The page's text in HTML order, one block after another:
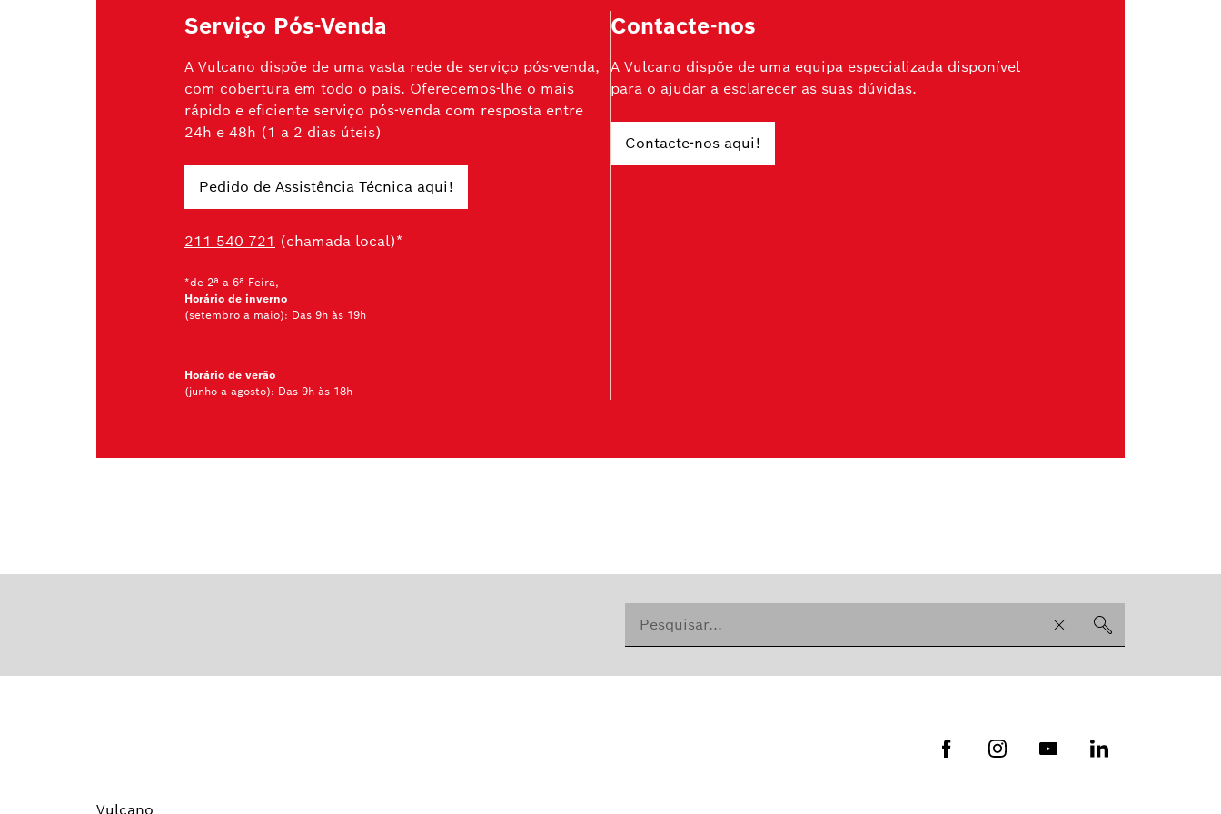
Serviço Pós-Venda
A Vulcano dispõe de uma vasta rede de serviço pós-venda,
com cobertura em todo o país. Oferecemos-lhe o mais
rápido e eficiente serviço pós-venda com resposta entre
24h e 48h (1 a 2 dias úteis)
Pedido de Assistência Técnica aqui!
211 540 721 (chamada local)*
*de 2ª a 6ª Feira,
Horário de inverno
(setembro a maio): Das 9h às 19h
Horário de verão
(junho a agosto): Das 9h às 18h
Contacte-nos
A Vulcano dispõe de uma equipa especializada disponível
para o ajudar a esclarecer as suas dúvidas.
Contacte-nos aqui!